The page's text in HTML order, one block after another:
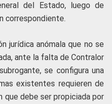
del Estado, luego de
correspondiente.
jurídica anómala que no se
ante la falta de Contralor
se configura una
existentes requieren de
que debe ser propiciada por